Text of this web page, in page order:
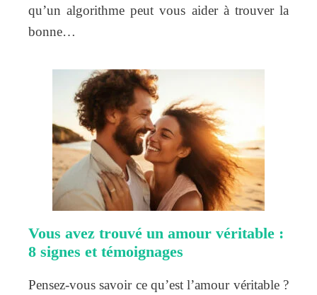
qu’un algorithme peut vous aider à trouver la
bonne…
Vous avez trouvé un amour véritable :
8 signes et témoignages
Pensez-vous savoir ce qu’est l’amour véritable ?